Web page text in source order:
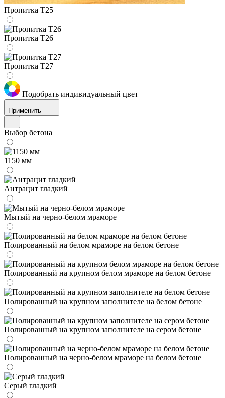
Пропитка Т25
Пропитка Т26
Пропитка Т27
Подобрать индивидуальный цвет
Применить
Выбор бетона
1150 мм
Антрацит гладкий
Мытый на черно-белом мраморе
Полированный на белом мраморе на белом бетоне
Полированный на крупном белом мраморе на белом бетоне
Полированный на крупном заполнителе на белом бетоне
Полированный на крупном заполнителе на сером бетоне
Полированный на черно-белом мраморе на белом бетоне
Серый гладкий